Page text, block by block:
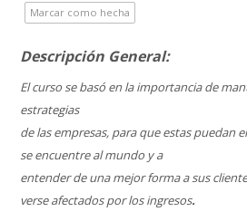
Marcar como hecha
Descripción General:
El curso sebasó en la importancia de
estrategias
delasempresas, para que estas puedan
se encuentre almundo y a
entender de una mejor forma a sus
verseafectados por los ingresos.